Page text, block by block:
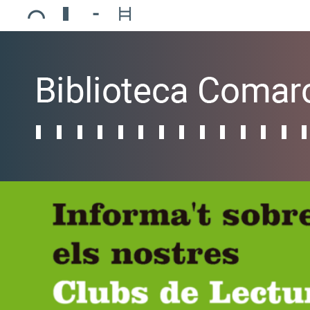
Ajuntament de Mollerussa
Biblioteca Comarcal Jaume Vila
Piscines de Mollerussa